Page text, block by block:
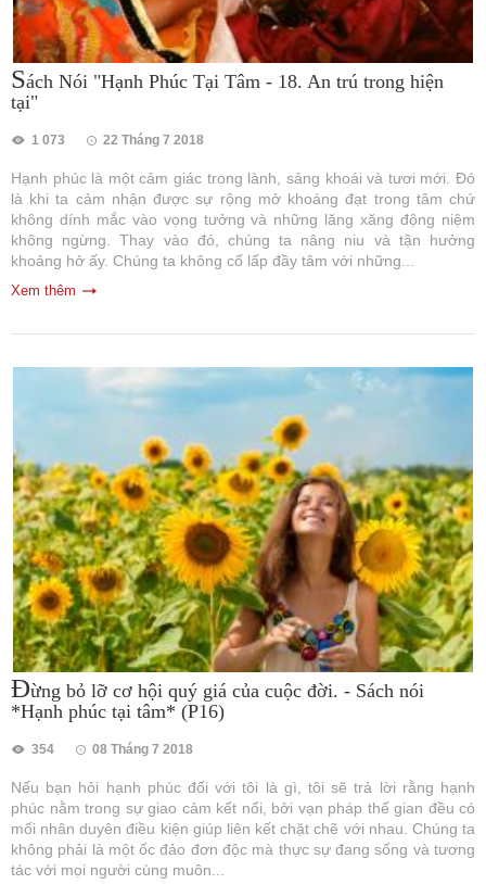
Sách Nói "Hạnh Phúc Tại Tâm - 18. An trú trong hiện
tại"
1 073 22 Tháng 7 2018
Hạnh phúc là một cảm giác trong lành, sảng khoái và tươi mới. Đó
là khi ta cảm nhận được sự rộng mở khoáng đạt trong tâm chứ
không dính mắc vào vọng tưởng và những lăng xăng động niệm
không ngừng. Thay vào đó, chúng ta nâng niu và tận hưởng
khoảng hở ấy. Chúng ta không cố lấp đầy tâm với những...
Xem thêm
Đừng bỏ lỡ cơ hội quý giá của cuộc đời. - Sách nói
*Hạnh phúc tại tâm* (P16)
354 08 Tháng 7 2018
Nếu bạn hỏi hạnh phúc đối với tôi là gì, tôi sẽ trả lời rằng hạnh
phúc nằm trong sự giao cảm kết nối, bởi vạn pháp thế gian đều có
mối nhân duyên điều kiện giúp liên kết chặt chẽ với nhau. Chúng ta
không phải là một ốc đảo đơn độc mà thực sự đang sống và tương
tác với mọi người cùng muôn...